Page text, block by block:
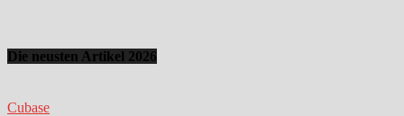
Die neusten Artikel 2026
Cubase